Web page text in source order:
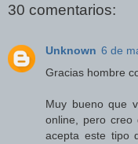
30 comentarios:
Unknown 6 de
Gracias hombre
Muy bueno que
online, pero creo
acepta este tipo